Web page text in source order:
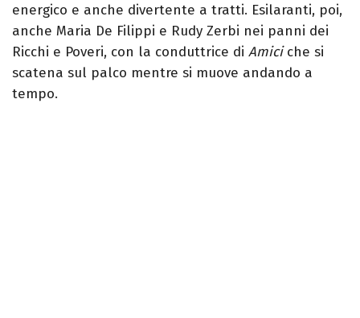
energico e anche divertente a tratti. Esilaranti, poi,
anche Maria De Filippi e Rudy Zerbi nei panni dei
Ricchi e Poveri, con la conduttrice di Amiciche si
scatena sul palco mentre si muove andando a
tempo.